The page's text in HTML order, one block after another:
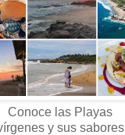
Conoce las Playas
y sus sabores